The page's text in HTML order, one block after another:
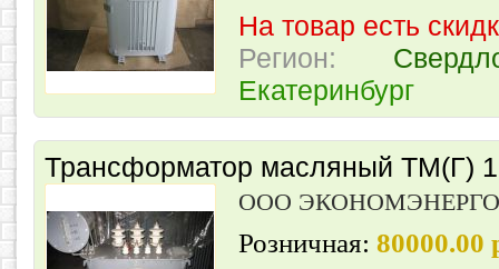
На товар есть
Регион:
Екатеринбург
Трансформатор масляный ТМ(Г)
ООО ЭКОНОМЭНЕРГО
Розничная: 80000.00